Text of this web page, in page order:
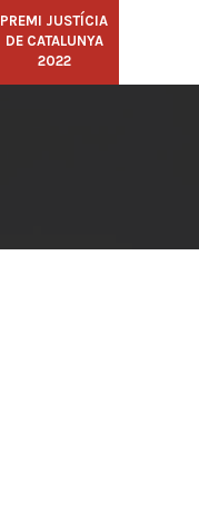
PREMI JUSTÍCIA
DE CATALUNYA
2022